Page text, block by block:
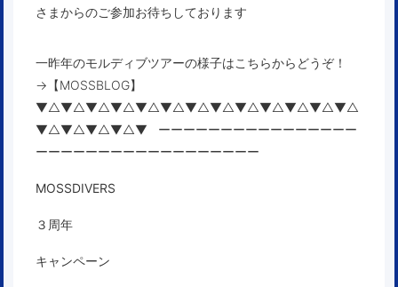
さまからのご参加お待ちしております
一昨年のモルディブツアーの様子はこちらからどうぞ！
→【MOSSBLOG】
▼△▼△▼△▼△▼△▼△▼△▼△▼△▼△▼△▼△▼△
▼△▼△▼△▼△▼ ーーーーーーーーーーーーーーーー
ーーーーーーーーーーーーーーーーーー
MOSSDIVERS
３周年
キャンペーン